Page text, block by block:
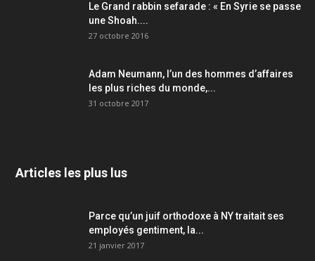
Le Grand rabbin sefarade : « En Syrie se passe
une Shoah....
27 octobre 2016
Adam Neumann, l’un des hommes d’affaires
les plus riches du monde,...
31 octobre 2017
Articles les plus lus
Parce qu’un juif orthodoxe à NY traitait ses
employés gentiment, la...
21 janvier 2017